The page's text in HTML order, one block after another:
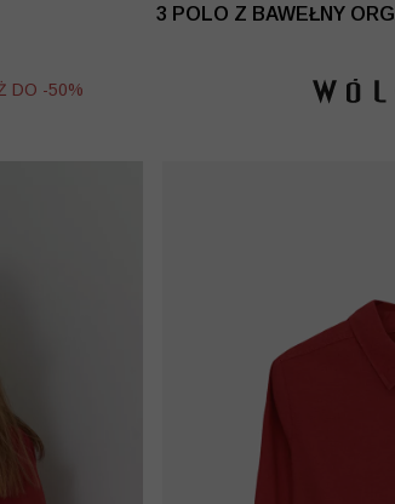
3 POLO Z BAWEŁNY
WYPRZEDAŻ DO -50% |
DO -50%